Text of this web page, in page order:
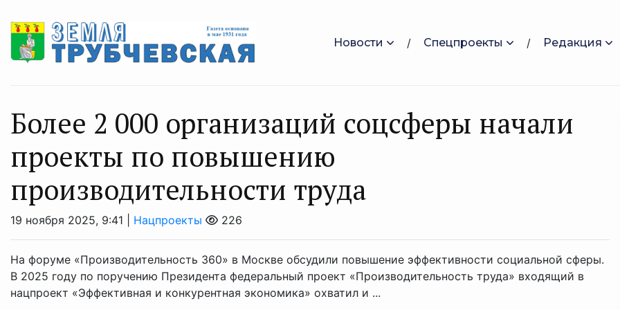
Новости Спецпроекты Редакция
Более 2 000 организаций соцсферы начали
проекты по повышению
производительности труда
19 ноября 2025, 9:41 | Нацпроекты 226
На форуме «Производительность 360» в Москве обсудили повышение эффективности социальной сферы.
В 2025 году по поручению Президента федеральный проект «Производительность труда» входящий в
нацпроект «Эффективная и конкурентная экономика» охватил и ...